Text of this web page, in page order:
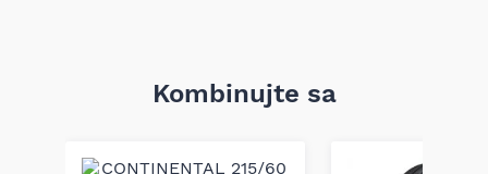
Kombinujte sa